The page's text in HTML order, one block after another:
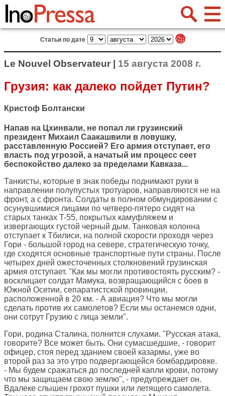
Статьи по дате
Le Nouvel Observateur | 15 августа 2008 г.
Грузия: как далеко пойдет Путин?
Кристоф Болтански
Напав на Цхинвали, не попал ли грузинский
президент Михаил Саакашвили в ловушку,
расставленную Россией? Его армия отступает, его
власть под угрозой, а начатый им процесс сеет
беспокойство далеко за пределами Кавказа...
Танкисты, которые в знак победы поднимают руки в
направлении полупустых тротуаров, направляются не на
фронт, а с фронта. Солдаты в полном обмундировании с
осунувшимися лицами по четверо-пятеро сидят на
старых танках T-55, покрытых камуфляжем и
извергающих густой черный дым. Танковая колонна
отступает к Тбилиси, на полной скорости проходя через
Гори - большой город на севере, стратегическую точку,
где сходятся основные транспортные пути страны. После
четырех дней ожесточенных столкновений грузинская
армия отступает. "Как мы могли противостоять русским? -
восклицает солдат Мамука, возвращающийся с боев в
Южной Осетии, сепаратистской провинции,
расположенной в 20 км. - А авиация? Что мы могли
сделать против их самолетов? Если мы останемся одни,
они сотрут Грузию с лица земли".
Гори, родина Сталина, полнится слухами. "Русская атака,
говорите? Все может быть. Они сумасшедшие, - говорит
офицер, стоя перед зданием своей казармы, уже во
второй раз за это утро подвергающейся бомбардировке.
- Мы будем сражаться до последней капли крови, потому
что мы защищаем свою землю", - предупреждает он.
Вдалеке слышен грохот пушки или летящего самолета.